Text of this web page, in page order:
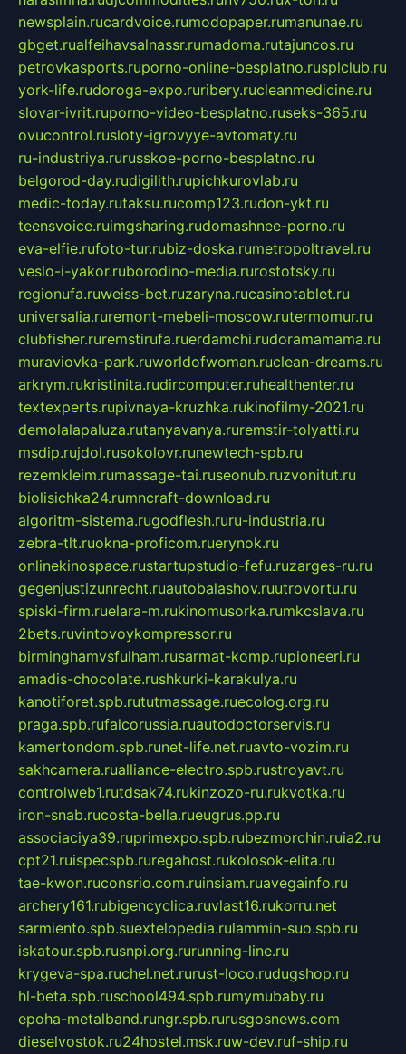
newsplain.rucardvoice.rumodopaper.rumanunae.ru
gbget.rualfeihavsalnassr.rumadoma.rutajuncos.ru
petrovkasports.ruporno-online-besplatno.rusplclub.ru
york-life.rudoroga-expo.ruribery.rucleanmedicine.ru
slovar-ivrit.ruporno-video-besplatno.ruseks-365.ru
ovucontrol.rusloty-igrovyye-avtomaty.ru
ru-industriya.rurusskoe-porno-besplatno.ru
belgorod-day.rudigilith.rupichkurovlab.ru
medic-today.rutaksu.rucomp123.rudon-ykt.ru
teensvoice.ruimgsharing.rudomashnee-porno.ru
eva-elfie.rufoto-tur.rubiz-doska.rumetropoltravel.ru
veslo-i-yakor.ruborodino-media.rurostotsky.ru
regionufa.ruweiss-bet.ruzaryna.rucasinotablet.ru
universalia.ruremont-mebeli-moscow.rutermomur.ru
clubfisher.ruremstirufa.ruerdamchi.rudoramamama.ru
muraviovka-park.ruworldofwoman.ruclean-dreams.ru
arkrym.rukristinita.rudircomputer.ruhealthenter.ru
textexperts.rupivnaya-kruzhka.rukinofilmy-2021.ru
demolalapaluza.rutanyavanya.ruremstir-tolyatti.ru
msdip.rujdol.rusokolovr.runewtech-spb.ru
rezemkleim.rumassage-tai.ruseonub.ruzvonitut.ru
biolisichka24.rumncraft-download.ru
algoritm-sistema.rugodflesh.ruru-industria.ru
zebra-tlt.ruokna-proficom.ruerynok.ru
onlinekinospace.rustartupstudio-fefu.ruzarges-ru.ru
gegenjustizunrecht.ruautobalashov.ruutrovortu.ru
spiski-firm.ruelara-m.rukinomusorka.rumkcslava.ru
2bets.ruvintovoykompressor.ru
birminghamvsfulham.rusarmat-komp.rupioneeri.ru
amadis-chocolate.rushkurki-karakulya.ru
kanotiforet.spb.rututmassage.ruecolog.org.ru
praga.spb.rufalcorussia.ruautodoctorservis.ru
kamertondom.spb.runet-life.net.ruavto-vozim.ru
sakhcamera.rualliance-electro.spb.rustroyavt.ru
controlweb1.rutdsak74.rukinzozo-ru.rukvotka.ru
iron-snab.rucosta-bella.rueugrus.pp.ru
associaciya39.ruprimexpo.spb.rubezmorchin.ruia2.ru
cpt21.ruispecspb.ruregahost.rukolosok-elita.ru
tae-kwon.ruconsrio.com.ruinsiam.ruavegainfo.ru
archery161.rubigencyclica.ruvlast16.rukorru.net
sarmiento.spb.suextelopedia.rulammin-suo.spb.ru
iskatour.spb.rusnpi.org.rurunning-line.ru
krygeva-spa.ruchel.net.rurust-loco.rudugshop.ru
hl-beta.spb.ruschool494.spb.rumymubaby.ru
epoha-metalband.rungr.spb.rurusgosnews.com
dieselvostok.ru24hostel.msk.ruw-dev.ruf-ship.ru